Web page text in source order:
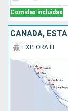
Comidas incluidas
CANADÁ,
EXPLORA III